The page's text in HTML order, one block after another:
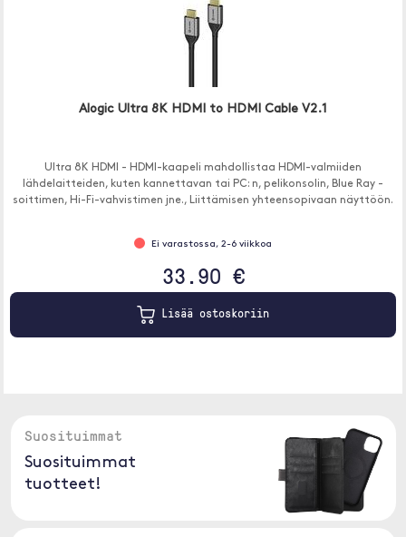
Alogic Ultra 8K HDMI to HDMI Cable V2.1
Ultra 8K HDMI - HDMI-kaapeli mahdollistaa HDMI-valmiiden
lähdelaitteiden, kuten kannettavan tai PC: n, pelikonsolin, Blue Ray -
soittimen, Hi-Fi-vahvistimen jne., Liittämisen yhteensopivaan näyttöön.
Ei varastossa, 2-6 viikkoa
33.90 €
Lisää ostoskoriin
Suosituimmat
Suosituimmat
tuotteet!